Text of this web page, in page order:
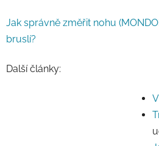
Jak správně změřit nohu
bruslí?
Další články: